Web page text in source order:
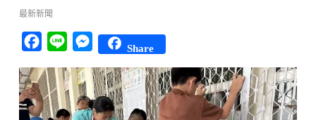
最新新聞
Facebook
Line Messenger
Share